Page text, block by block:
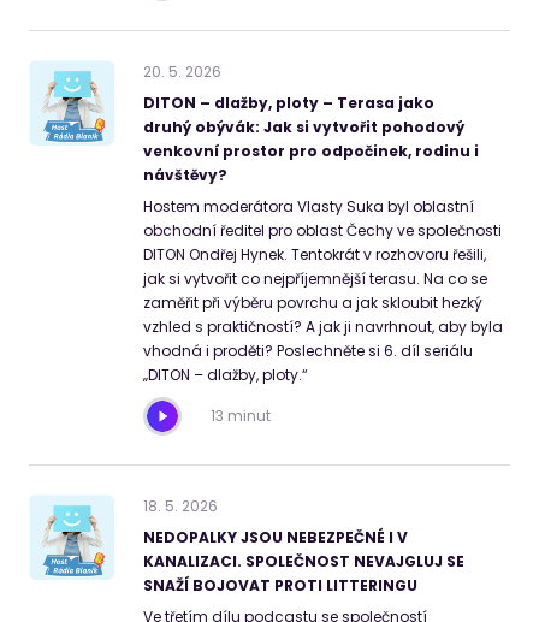
20. 5. 2026
DITON – dlažby, ploty – Terasa jako
druhý obývák: Jak si vytvořit pohodový
venkovní prostor pro odpočinek, rodinu i
návštěvy?
Hostem moderátora Vlasty Suka byl oblastní
obchodní ředitel pro oblast Čechy ve společnosti
DITON Ondřej Hynek. Tentokrát v rozhovoru řešili,
jak si vytvořit co nejpříjemnější terasu. Na co se
zaměřit při výběru povrchu a jak skloubit hezký
vzhled s praktičností? A jak ji navrhnout, aby byla
vhodná i proděti? Poslechněte si 6. díl seriálu
„DITON – dlažby, ploty.“
13 minut
18. 5. 2026
NEDOPALKY JSOU NEBEZPEČNÉ I V
KANALIZACI. SPOLEČNOST NEVAJGLUJ SE
SNAŽÍ BOJOVAT PROTI LITTERINGU
Ve třetím dílu podcastu se společností